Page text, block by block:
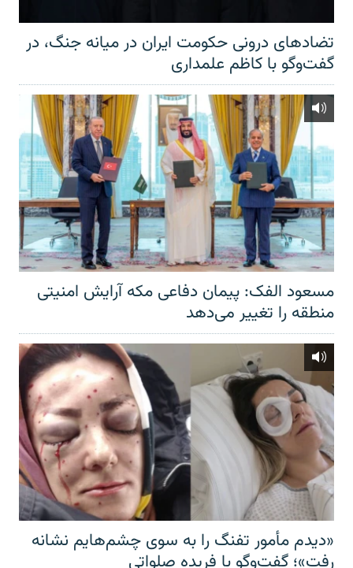
تضادهای درونی حکومت ایران در میانه جنگ، در
گفت‌‌وگو با کاظم علمداری
مسعود الفک: پیمان دفاعی مکه آرایش امنیتی
منطقه را تغییر می‌دهد
«دیدم مأمور تفنگ را به سوی چشم‌هایم نشانه
رفت»؛ گفت‌و‌گو با فریده صلواتی